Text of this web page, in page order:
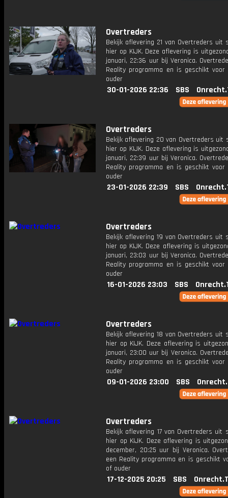
Overtreders
Bekijk aflevering 21 van Overtreders uit
hier op KIJK. Deze aflevering is
januari, 22:36 uur bij Veronica.
Reality programma en is geschikt
ouder
30-01-2026 22:36 SBS
Overtreders
Bekijk aflevering 20 van Overtreders uit
hier op KIJK. Deze aflevering is
januari, 22:39 uur bij Veronica.
Reality programma en is geschikt
ouder
23-01-2026 22:39 SBS
Overtreders
Bekijk aflevering 19 van Overtreders uit
hier op KIJK. Deze aflevering is
januari, 23:03 uur bij Veronica.
Reality programma en is geschikt
ouder
16-01-2026 23:03 SBS
Overtreders
Bekijk aflevering 18 van Overtreders uit
hier op KIJK. Deze aflevering is
januari, 23:00 uur bij Veronica.
Reality programma en is geschikt
ouder
09-01-2026 23:00 SBS
Overtreders
Bekijk aflevering 17 van Overtreders uit
hier op KIJK. Deze aflevering is
december, 20:25 uur bij Veronica.
een Reality programma en is geschikt
of ouder
17-12-2025 20:25 SBS